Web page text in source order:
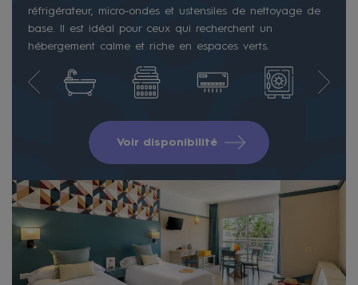
réfrigérateur, micro-ondes et ustensiles de nettoyage de
base. Il est idéal pour ceux qui recherchent un
hébergement calme et riche en espaces verts.
Voir disponibilité